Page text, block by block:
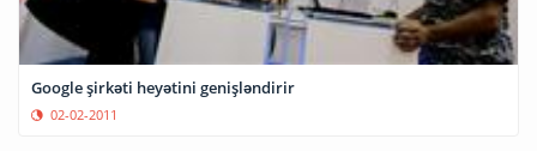
Google şirkəti heyətini genişləndirir
02-02-2011